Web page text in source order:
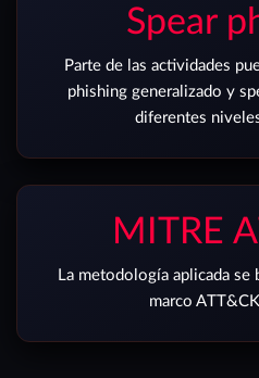
Spear
Parte de las actividades
phishing generalizado y
diferentes
MITRE
La metodología aplicada se
marco